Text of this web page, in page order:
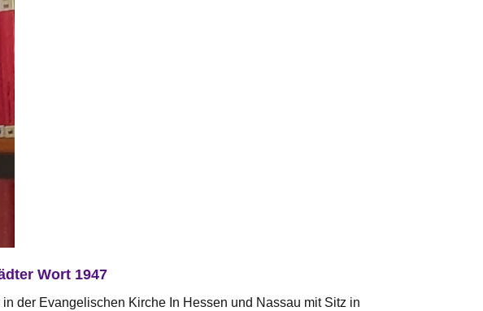
Wort 1947
der Evangelischen Kirche In Hessen und Nassau mit Sitz in